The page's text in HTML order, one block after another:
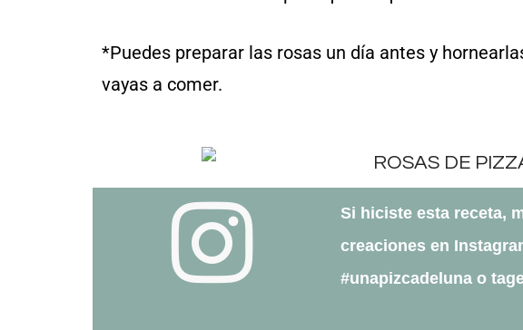
*Puedes preparar las rosas un día antes y
vayas a comer.
Si hiciste esta receta,
creaciones en
#unapizcadeluna o